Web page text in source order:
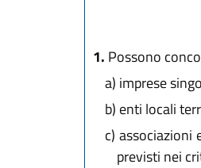
1. Possono
a) imprese
b) enti locali
c) associazioni
previsti nei